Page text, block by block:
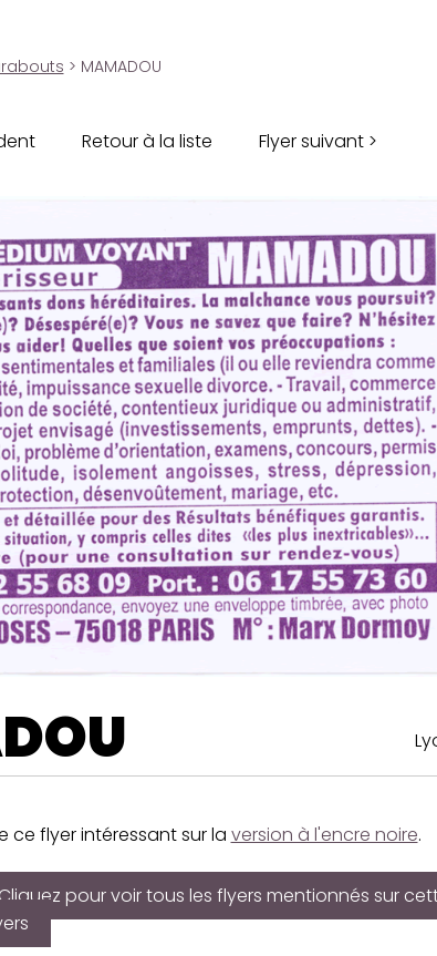
> MAMADOU
Retour à la liste Flyer suivant >
ce flyer intéressant sur la version à l'encre noire.
pour voir tous les flyers mentionnés sur